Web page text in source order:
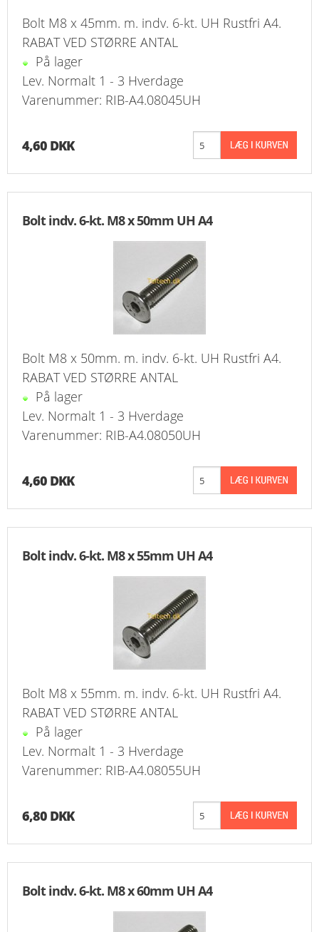
Bolt M8 x 45mm. m. indv. 6-kt. UH Rustfri A4.
RABAT VED STØRRE ANTAL
På lager
Lev. Normalt 1 - 3 Hverdage
Varenummer: RIB-A4.08045UH
4,60 DKK
Bolt indv. 6-kt. M8 x 50mm UH A4
Bolt M8 x 50mm. m. indv. 6-kt. UH Rustfri A4.
RABAT VED STØRRE ANTAL
På lager
Lev. Normalt 1 - 3 Hverdage
Varenummer: RIB-A4.08050UH
4,60 DKK
Bolt indv. 6-kt. M8 x 55mm UH A4
Bolt M8 x 55mm. m. indv. 6-kt. UH Rustfri A4.
RABAT VED STØRRE ANTAL
På lager
Lev. Normalt 1 - 3 Hverdage
Varenummer: RIB-A4.08055UH
6,80 DKK
Bolt indv. 6-kt. M8 x 60mm UH A4